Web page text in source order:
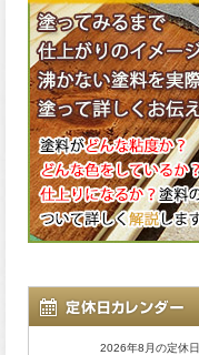
2026年8月の定休日